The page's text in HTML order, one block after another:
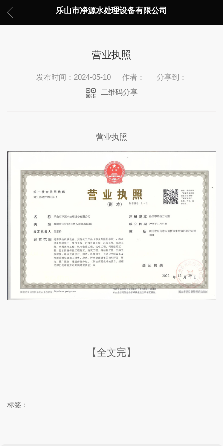
乐山市净源水处理设备有限公司
营业执照
发布时间：2024-05-10 作者：
分享到：
二维码分享
营业执照
【全文完】
标签：